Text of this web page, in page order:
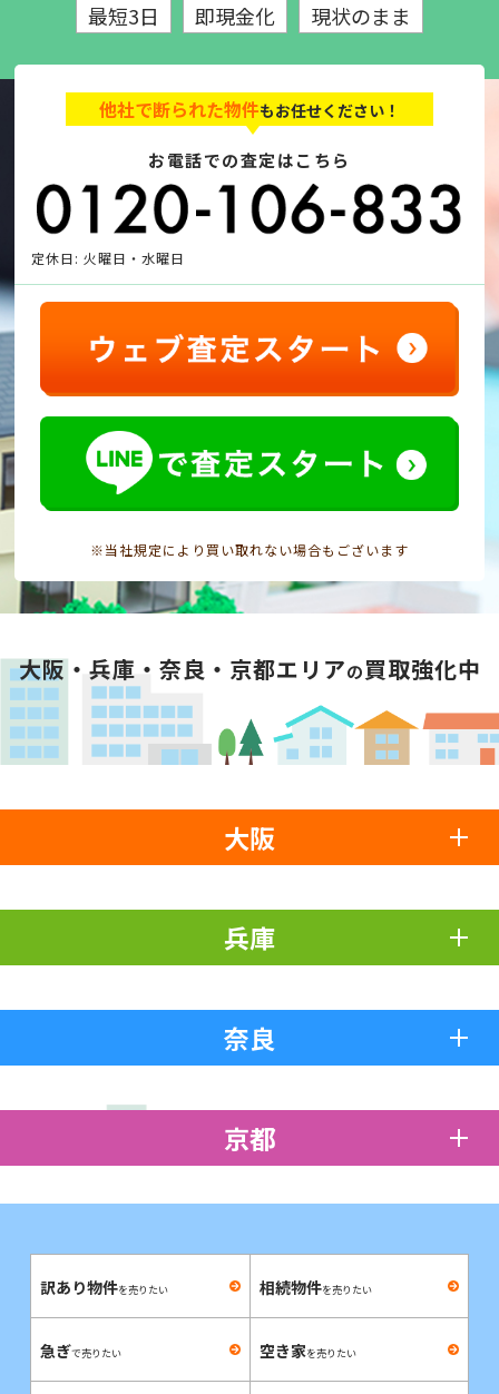
最短3日 即現金化 現状のまま
他社で断られた物件もお任せください！
お電話での査定はこちら
定休日: 火曜日・水曜日
※当社規定により買い取れない場合もございます
大阪・兵庫・奈良・京都エリアの買取強化中
大阪
兵庫
奈良
京都
訳あり物件を売りたい 相続物件を売りたい
急ぎで売りたい 空き家を売りたい